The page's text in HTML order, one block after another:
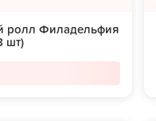
ролл Филадельфия
шт)